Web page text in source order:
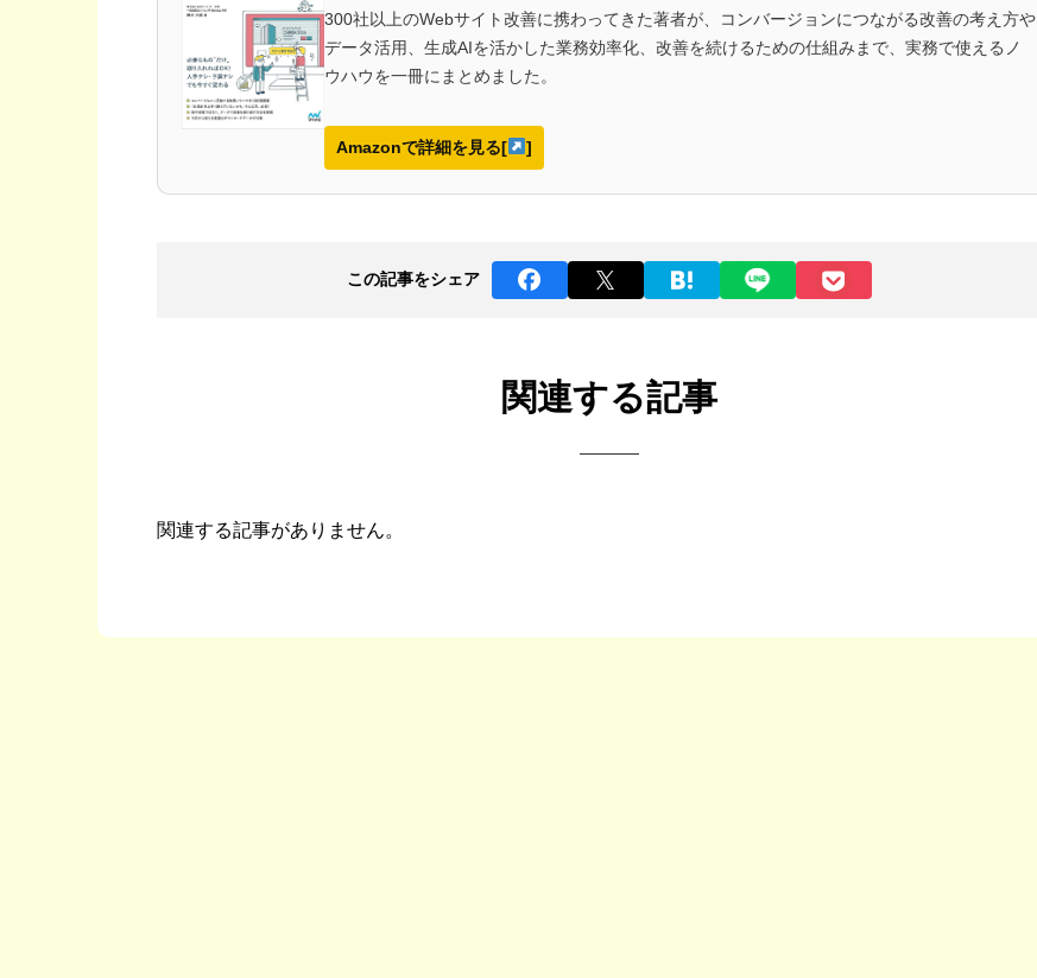
300社以上のWebサイト改善に携わってきた著者が、コンバージョンにつながる改善の考え方や
データ活用、生成AIを活かした業務効率化、改善を続けるための仕組みまで、実務で使えるノ
ウハウを一冊にまとめました。
Amazonで詳細を見る[ ]
この記事をシェア
関連する記事
関連する記事がありません。